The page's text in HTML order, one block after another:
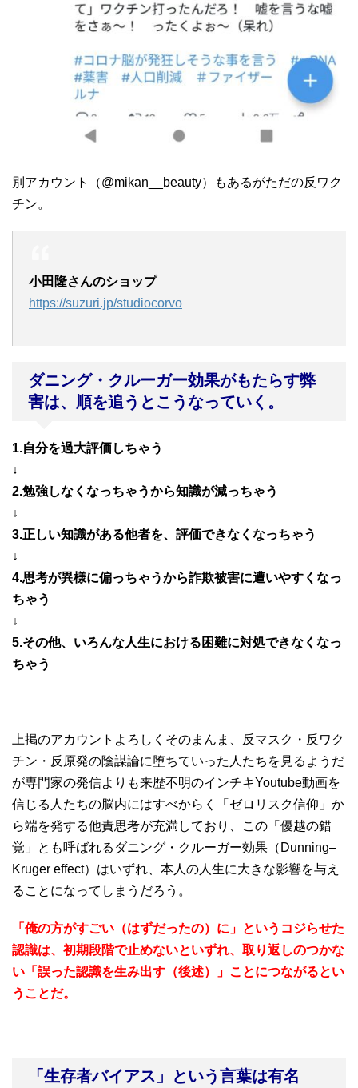
別アカウント（@mikan__beauty）もあるがただの反ワク
チン。
小田隆さんのショップ
https://suzuri.jp/studiocorvo
ダニング・クルーガー効果がもたらす弊
害は、順を追うとこうなっていく。
1.自分を過大評価しちゃう
↓
2.勉強しなくなっちゃうから知識が減っちゃう
↓
3.正しい知識がある他者を、評価できなくなっちゃう
↓
4.思考が異様に偏っちゃうから詐欺被害に遭いやすくなっ
ちゃう
↓
5.その他、いろんな人生における困難に対処できなくなっ
ちゃう
上掲のアカウントよろしくそのまんま、反マスク・反ワク
チン・反原発の陰謀論に堕ちていった人たちを見るようだ
が専門家の発信よりも来歴不明のインチキYoutube動画を
信じる人たちの脳内にはすべからく「ゼロリスク信仰」か
ら端を発する他責思考が充満しており、この「優越の錯
覚」とも呼ばれるダニング・クルーガー効果（Dunning–
Kruger effect）はいずれ、本人の人生に大きな影響を与え
ることになってしまうだろう。
「俺の方がすごい（はずだったの）に」というコジらせた
認識は、初期段階で止めないといずれ、取り返しのつかな
い「誤った認識を生み出す（後述）」ことにつながるとい
うことだ。
「生存者バイアス」という言葉は有名